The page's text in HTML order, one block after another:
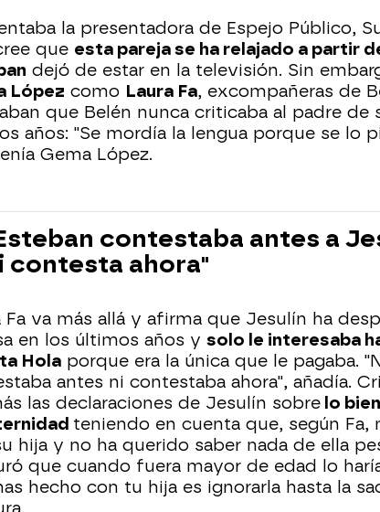
la presentadora de Espejo Público,
que esta pareja se ha relajado a partir
dejó de estar en la televisión. Sin
López como Laura Fa, excompañeras de
que Belén nunca criticaba al padre de
años: "Se mordía la lengua porque se lo
Gema López.
contestaba antes a
contesta ahora"
Fa va más allá y afirma que Jesulín ha
en los últimos años y solo le interesaba
Hola porque era la única que le pagaba.
antes ni contestaba ahora", añadía.
las declaraciones de Jesulín sobre lo
teniendo en cuenta que, según Fa,
hija y no ha querido saber nada de ella
que cuando fuera mayor de edad lo
hecho con tu hija es ignorarla hasta la